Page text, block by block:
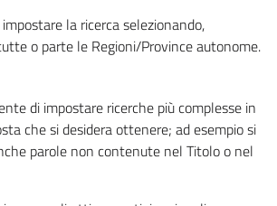
la ricerca selezionando,
o parte le Regioni/Province autonome.
di impostare ricerche più complesse in
che si desidera ottenere; ad esempio si
parole non contenute nel Titolo o nel